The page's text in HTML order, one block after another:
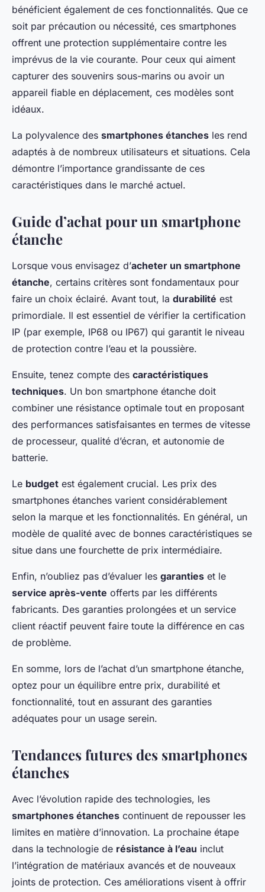
bénéficient également de ces fonctionnalités. Que ce
soit par précaution ou nécessité, ces smartphones
offrent une protection supplémentaire contre les
imprévus de la vie courante. Pour ceux qui aiment
capturer des souvenirs sous-marins ou avoir un
appareil fiable en déplacement, ces modèles sont
idéaux.
La polyvalence des smartphones étanches les rend
adaptés à de nombreux utilisateurs et situations. Cela
démontre l’importance grandissante de ces
caractéristiques dans le marché actuel.
Guide d’achat pour un smartphone
étanche
Lorsque vous envisagez d’acheter un smartphone
étanche, certains critères sont fondamentaux pour
faire un choix éclairé. Avant tout, la durabilité est
primordiale. Il est essentiel de vérifier la certification
IP (par exemple, IP68 ou IP67) qui garantit le niveau
de protection contre l’eau et la poussière.
Ensuite, tenez compte des caractéristiques
techniques. Un bon smartphone étanche doit
combiner une résistance optimale tout en proposant
des performances satisfaisantes en termes de vitesse
de processeur, qualité d’écran, et autonomie de
batterie.
Le budget est également crucial. Les prix des
smartphones étanches varient considérablement
selon la marque et les fonctionnalités. En général, un
modèle de qualité avec de bonnes caractéristiques se
situe dans une fourchette de prix intermédiaire.
Enfin, n’oubliez pas d’évaluer les garanties et le
service après-vente offerts par les différents
fabricants. Des garanties prolongées et un service
client réactif peuvent faire toute la différence en cas
de problème.
En somme, lors de l’achat d’un smartphone étanche,
optez pour un équilibre entre prix, durabilité et
fonctionnalité, tout en assurant des garanties
adéquates pour un usage serein.
Tendances futures des smartphones
étanches
Avec l’évolution rapide des technologies, les
smartphones étanches continuent de repousser les
limites en matière d’innovation. La prochaine étape
dans la technologie de résistance à l’eau inclut
l’intégration de matériaux avancés et de nouveaux
joints de protection. Ces améliorations visent à offrir